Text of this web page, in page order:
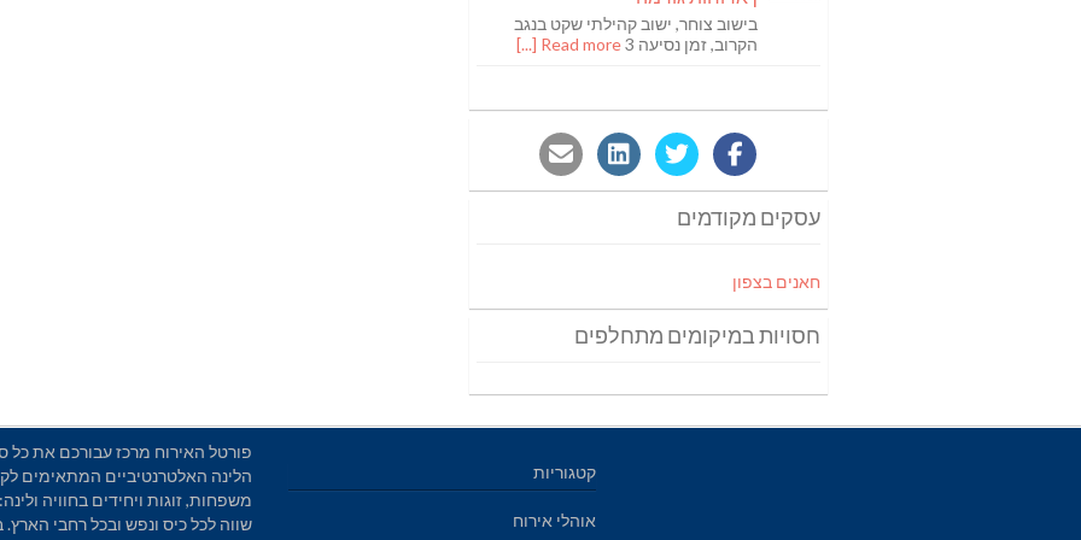
בישוב צוחר, ישוב קהילתי שקט בנגב
הקרוב, זמן נסיעה 3
Read more [...]
עסקים מקודמים
חאנים בצפון
חסויות במיקומים מתחלפים
פורטל האירוח מרכז עבורכם את כל
הלינה האלטרנטיביים המתאימים
משפחות, זוגות ויחידים בחוויה
שווה לכל כיס ונפש ובכל רחבי הארץ.
קטגוריות
אוהלי אירוח